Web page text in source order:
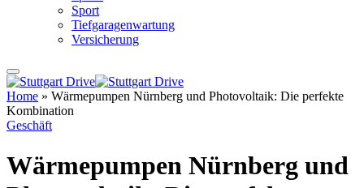
Sport
Tiefgaragenwartung
Versicherung
Home » Wärmepumpen Nürnberg und Photovoltaik: Die perfekte
Kombination
Geschäft
Wärmepumpen Nürnberg und